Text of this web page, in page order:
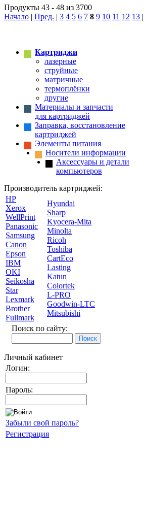
Продукты 43 - 48 из 3700
Начало | Пред. | 3 4 5 6 7 8 9 10 11 12 13 |
Картриджи
лазерные
струйные
матричные
термоплёнки
другие
Материалы и запчасти
для картриджей
Заправка, восстановление
картриджей
Элементы питания
Носители информации
Аксессуары и детали
компьютеров
Производитель картриджей:
HP
Xerox
WellPrint
Panasonic
Samsung
Canon
Epson
IBM
OKI
Seikosha
Star
Lexmark
Brother
Fullmark
Hyundai
Sharp
Kyocera-Mita
Minolta
Ricoh
Toshiba
CartEco
Lasting
Katun
Colortek
L-PRO
Goodwin-LTC
Mitsubishi
Поиск по сайту:
Личный кабинет
Логин:
Пароль:
Забыли свой пароль?
Регистрация